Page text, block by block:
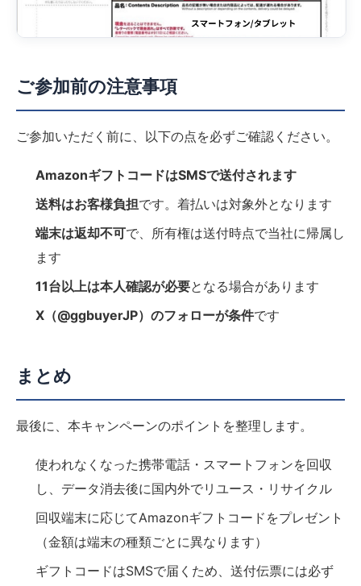
ご参加前の注意事項
ご参加いただく前に、以下の点を必ずご確認ください。
AmazonギフトコードはSMSで送付されます
送料はお客様負担です。着払いは対象外となります
端末は返却不可で、所有権は送付時点で当社に帰属し
ます
11台以上は本人確認が必要となる場合があります
X（@ggbuyerJP）のフォローが条件です
まとめ
最後に、本キャンペーンのポイントを整理します。
使われなくなった携帯電話・スマートフォンを回収
し、データ消去後に国内外でリユース・リサイクル
回収端末に応じてAmazonギフトコードをプレゼント
（金額は端末の種類ごとに異なります）
ギフトコードはSMSで届くため、送付伝票には必ず